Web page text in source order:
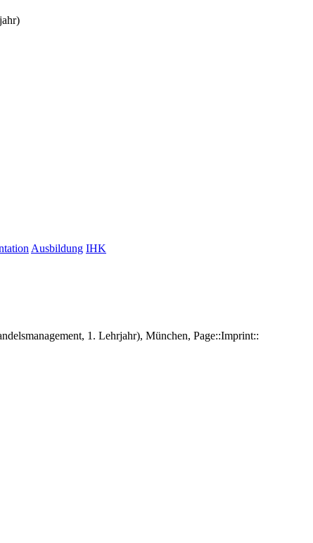
Ausbildung IHK
1. Lehrjahr), München, Page::Imprint::